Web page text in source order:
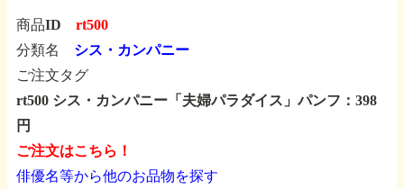
商品ID rt500
分類名 シス・カンパニー
ご注文タグ
rt500 シス・カンパニー「夫婦パラダイス」パンフ：398
円
ご注文はこちら！
俳優名等から他のお品物を探す